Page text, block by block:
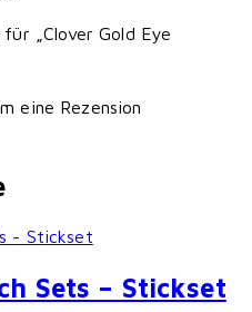
„Clover Gold Eye
eine Rezension
Sets – Stickset